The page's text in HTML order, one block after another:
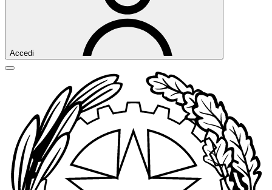
Accedi